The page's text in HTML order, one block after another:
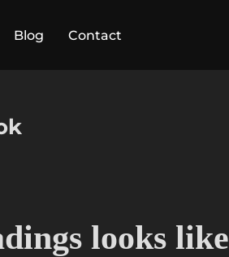
Blog Contact
looks like